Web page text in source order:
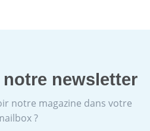
newsletter
notre magazine dans votre
?